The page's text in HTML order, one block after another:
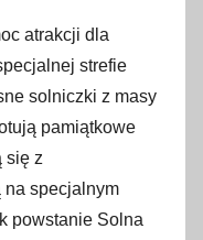
atrakcji dla
strefie
solniczki z masy
pamiątkowe
się z
na specjalnym
powstanie Solna